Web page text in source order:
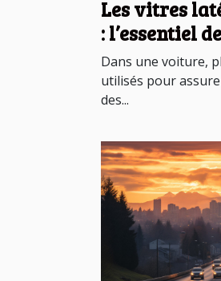
Les vitres
: l’essentiel
savoir
Dans une voiture,
utilisés pour
des...